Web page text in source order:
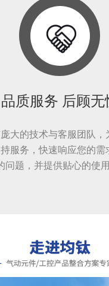
品质服务 后顾无
大的技术与客服团队，
服务，快速响应您的需
问题，并提供贴心的使用